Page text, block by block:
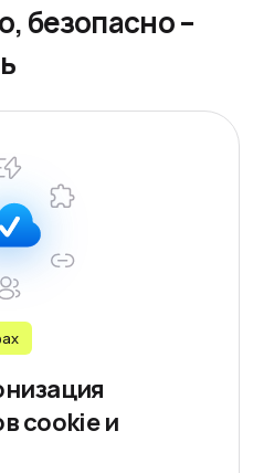
безопасно–
cookie и